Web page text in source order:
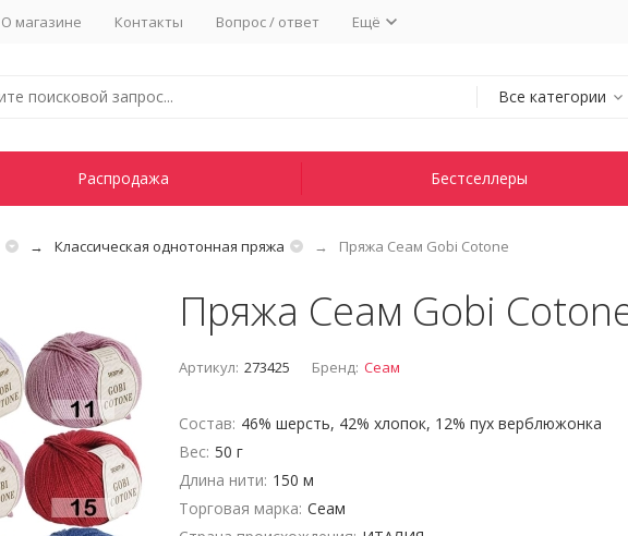
О магазине Контакты Вопрос / ответ Ещё
Все категории
Распродажа Бестселлеры
Классическая однотонная пряжа Пряжа Сеам Gobi Cotone
Пряжа Сеам Gobi
Артикул: 273425 Бренд: Сеам
Состав: 46% шерсть, 42% хлопок, 12% пух верблюжонка
Вес: 50 г
Длина нити: 150 м
Торговая марка: Сеам